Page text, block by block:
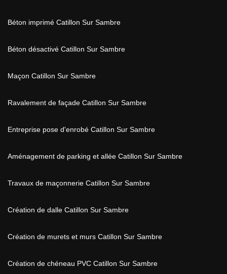
Béton imprimé Catillon Sur Sambre
Béton désactivé Catillon Sur Sambre
Maçon Catillon Sur Sambre
Ravalement de façade Catillon Sur Sambre
Entreprise pose d'enrobé Catillon Sur Sambre
Aménagement de parking et allée Catillon Sur Sambre
Travaux de maçonnerie Catillon Sur Sambre
Création de dalle Catillon Sur Sambre
Création de murets et murs Catillon Sur Sambre
Création de chéneau PVC Catillon Sur Sambre